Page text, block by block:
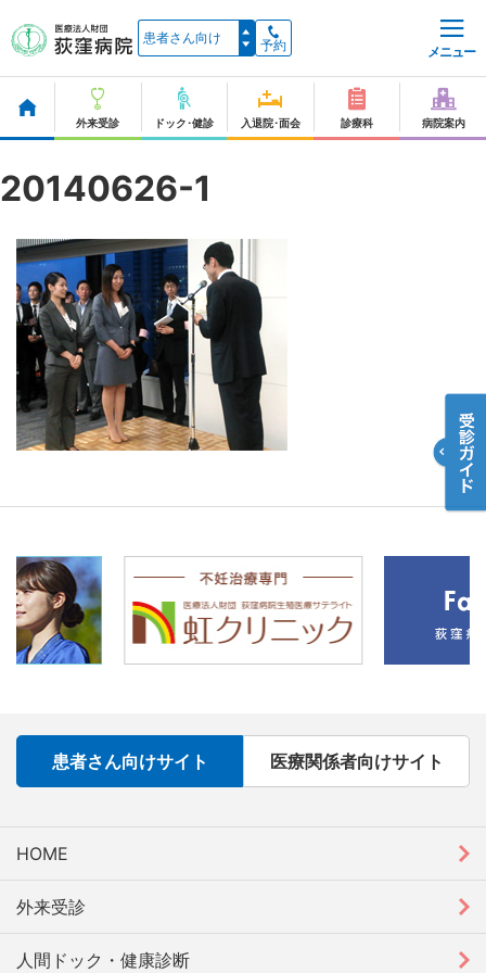
予約 メニュー
外来受診 ドック･健診 入退院･面会 診療科 病院案内
20140626-1
患者さん向けサイト 医療関係者向けサイト
HOME
外来受診
人間ドック・健康診断